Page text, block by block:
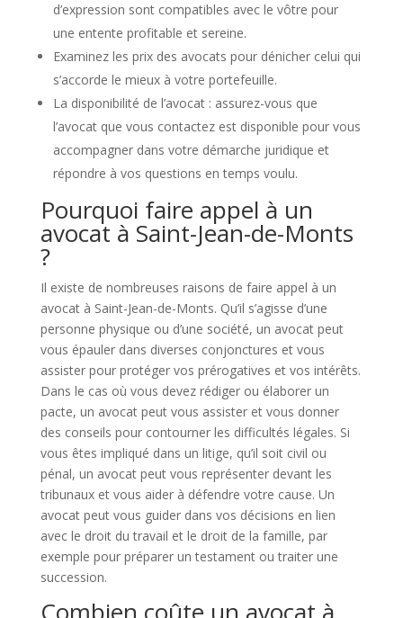
d’expression sont compatibles avec le vôtre pour
une entente profitable et sereine.
Examinez les prix des avocats pour dénicher celui qui
s’accorde le mieux à votre portefeuille.
La disponibilité de l’avocat : assurez-vous que
l’avocat que vous contactez est disponible pour vous
accompagner dans votre démarche juridique et
répondre à vos questions en temps voulu.
Pourquoi faire appel à un
avocat à Saint-Jean-de-Monts
?
Il existe de nombreuses raisons de faire appel à un
avocat à Saint-Jean-de-Monts. Qu’il s’agisse d’une
personne physique ou d’une société, un avocat peut
vous épauler dans diverses conjonctures et vous
assister pour protéger vos prérogatives et vos intérêts.
Dans le cas où vous devez rédiger ou élaborer un
pacte, un avocat peut vous assister et vous donner
des conseils pour contourner les difficultés légales. Si
vous êtes impliqué dans un litige, qu’il soit civil ou
pénal, un avocat peut vous représenter devant les
tribunaux et vous aider à défendre votre cause. Un
avocat peut vous guider dans vos décisions en lien
avec le droit du travail et le droit de la famille, par
exemple pour préparer un testament ou traiter une
succession.